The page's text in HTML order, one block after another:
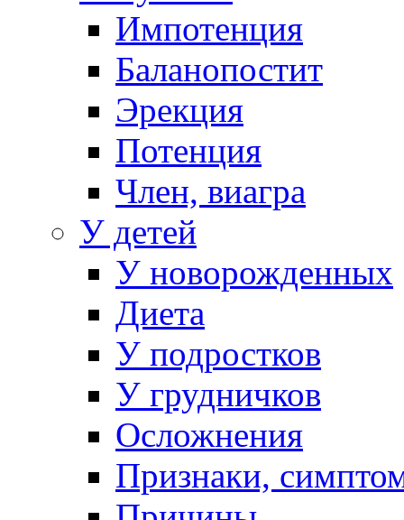
Импотенция
Баланопостит
Эрекция
Потенция
Член, виагра
У детей
У новорожденных
Диета
У подростков
У грудничков
Осложнения
Признаки,